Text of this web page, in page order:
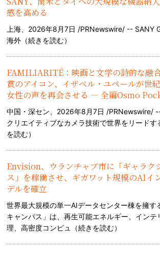
感を高める
上海、2026年8月7日 /PRNewswire/ -- SANY
海外（続きを読む）
FAMILIARITÉ：映画と文学の詩的な融
賞のアイコン、イザベル・ユペールが世
女性の声を再会させる — 全編Osmo
中国・深セン、2026年8月7日 /PRNewswire/
クリエイティブなカメラ技術で世界をリード
を読む）
Envision、ウランチャブ市に「ギャラク
ス」を稼働させ、ギガワット規模のAIイ
デルを確立
世界最大規模の単一AIデータセンター棟を擁す
キャンパス」は、再生可能エネルギー、インテ
理、高密度コンピュ（続きを読む）